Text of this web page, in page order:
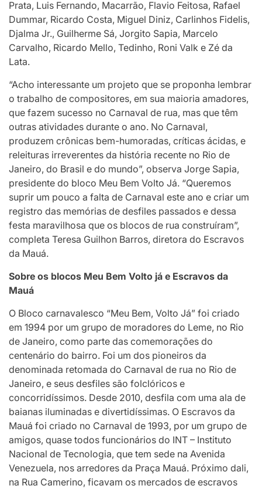
Prata, Luis Fernando, Macarrão, Flavio Feitosa, Rafael
Dummar, Ricardo Costa, Miguel Diniz, Carlinhos Fidelis,
Djalma Jr., Guilherme Sá, Jorgito Sapia, Marcelo
Carvalho, Ricardo Mello, Tedinho, Roni Valk e Zé da
Lata.
“Acho interessante um projeto que se proponha lembrar
o trabalho de compositores, em sua maioria amadores,
que fazem sucesso no Carnaval de rua, mas que têm
outras atividades durante o ano. No Carnaval,
produzem crônicas bem-humoradas, críticas ácidas, e
releituras irreverentes da história recente no Rio de
Janeiro, do Brasil e do mundo”, observa Jorge Sapia,
presidente do bloco Meu Bem Volto Já. “Queremos
suprir um pouco a falta de Carnaval este ano e criar um
registro das memórias de desfiles passados e dessa
festa maravilhosa que os blocos de rua construíram”,
completa Teresa Guilhon Barros, diretora do Escravos
da Mauá.
Sobre os blocos Meu Bem Volto já e Escravos da
Mauá
O Bloco carnavalesco “Meu Bem, Volto Já” foi criado
em 1994 por um grupo de moradores do Leme, no Rio
de Janeiro, como parte das comemorações do
centenário do bairro. Foi um dos pioneiros da
denominada retomada do Carnaval de rua no Rio de
Janeiro, e seus desfiles são folclóricos e
concorridíssimos. Desde 2010, desfila com uma ala de
baianas iluminadas e divertidíssimas. O Escravos da
Mauá foi criado no Carnaval de 1993, por um grupo de
amigos, quase todos funcionários do INT – Instituto
Nacional de Tecnologia, que tem sede na Avenida
Venezuela, nos arredores da Praça Mauá. Próximo dali,
na Rua Camerino, ficavam os mercados de escravos